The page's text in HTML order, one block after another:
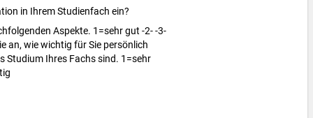
in Ihrem Studienfach ein?
Aspekte. 1=sehr gut -2- -3-
an, wie wichtig für Sie persönlich
Studium Ihres Fachs sind. 1=sehr